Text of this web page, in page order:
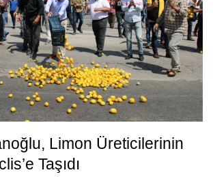
Limon Üreticilerinin
Taşıdı